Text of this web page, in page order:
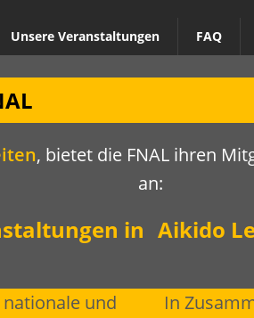
Unsere Veranstaltungen FAQ
, bietet die FNAL ihren
an:
in Aikido
nationale und
In